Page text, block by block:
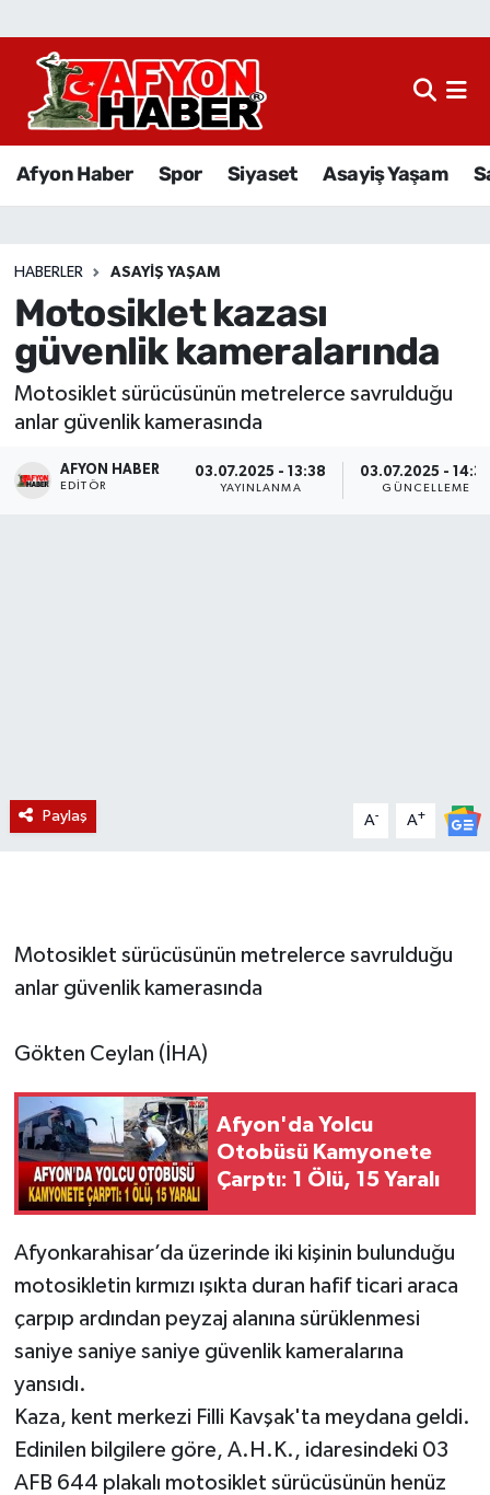
Afyon Haber Spor Siyaset Asayiş Yaşam
HABERLER ASAYIŞ YAŞAM
Motosiklet kazası
güvenlik kameralarında
Motosiklet sürücüsünün metrelerce savrulduğu
anlar güvenlik kamerasında
AFYON HABER
EDITÖR
03.07.2025 - 13:38
YAYINLANMA
03.07.2025 -
GÜNCELLEME
Paylaş A- A+
Motosiklet sürücüsünün metrelerce savrulduğu
anlar güvenlik kamerasında
Gökten Ceylan (İHA)
Afyon'da Yolcu
Otobüsü Kamyonete
Çarptı: 1 Ölü, 15 Yaralı
Afyonkarahisar’da üzerinde iki kişinin bulunduğu
motosikletin kırmızı ışıkta duran hafif ticari araca
çarpıp ardından peyzaj alanına sürüklenmesi
saniye saniye saniye güvenlik kameralarına
yansıdı.
Kaza, kent merkezi Filli Kavşak'ta meydana geldi.
Edinilen bilgilere göre, A.H.K., idaresindeki 03
AFB 644 plakalı motosiklet sürücüsünün henüz
Afyon Haber
Sağlık
Eğitim
Sivil Toplum
Ekonomi